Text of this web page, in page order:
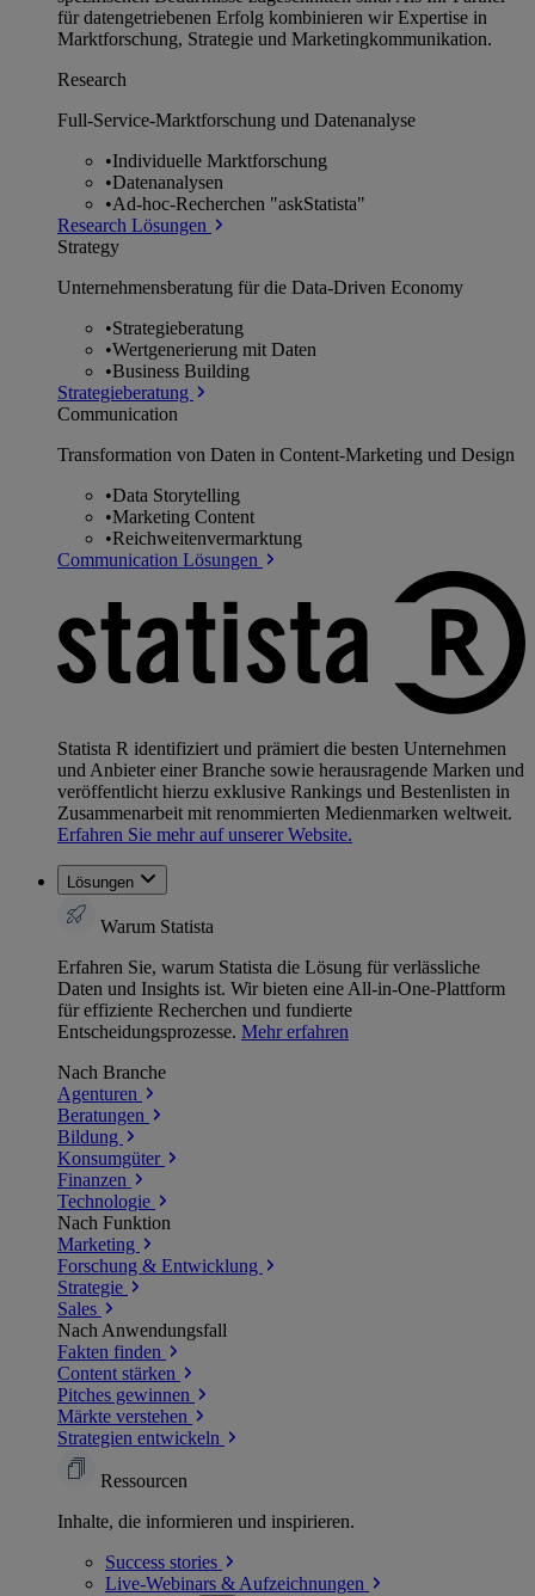
für datengetriebenen Erfolg kombinieren wir Expertise in
Marktforschung, Strategie und Marketingkommunikation.
Research
Full-Service-Marktforschung und Datenanalyse
•Individuelle Marktforschung
•Datenanalysen
•Ad-hoc-Recherchen "askStatista"
Research Lösungen
Strategy
Unternehmens­beratung für die Data-Driven Economy
•Strategieberatung
•Wertgenerierung mit Daten
•Business Building
Strategieberatung
Communication
Transformation von Daten in Content-Marketing und Design
•Data Storytelling
•Marketing Content
•Reichweitenvermarktung
Communication Lösungen
Statista R identifiziert und prämiert die besten Unternehmen
und Anbieter einer Branche sowie herausragende Marken und
veröffentlicht hierzu exklusive Rankings und Bestenlisten in
Zusammenarbeit mit renommierten Medienmarken weltweit.
Erfahren Sie mehr auf unserer Website.
Lösungen
Warum Statista
Erfahren Sie, warum Statista die Lösung für verlässliche
Daten und Insights ist. Wir bieten eine All-in-One-Plattform
für effiziente Recherchen und fundierte
Entscheidungsprozesse. Mehr erfahren
Nach Branche
Agenturen
Beratungen
Bildung
Konsumgüter
Finanzen
Technologie
Nach Funktion
Marketing
Forschung & Entwicklung
Strategie
Sales
Nach Anwendungsfall
Fakten finden
Content stärken
Pitches gewinnen
Märkte verstehen
Strategien entwickeln
Ressourcen
Inhalte, die informieren und inspirieren.
Success stories
Live-Webinars & Aufzeichnungen